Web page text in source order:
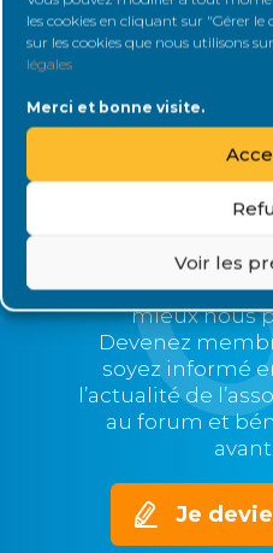
les cookies en cliquant sur "Gérer
sur les cookies que nous utilisons
légales
Merci et bonne visite.
Voir les
plus nous
nos voix
mieux nous
Devenez
soyez informé
l’actualité de
au forum et
Je